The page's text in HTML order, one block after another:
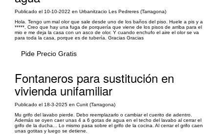
Publicado el 10-10-2022 en Urbanitzacio Les Pedreres (Tarragona)
Hola. Tengo um mal olor que sale desde uno de los baños del piso. Huele a pis y a
*****. Creo que hay una fuga de porquería que viene de los pisos de arriba para el
mio e me deja la casa con un asco de olor. Y cuando enchufo el aire el olor se va
para toda la casa, porque es de tubería. Gracias Gracias
Pide Precio Gratis
Fontaneros para sustitución en
vivienda unifamiliar
Publicado el 18-3-2025 en Cunit (Tarragona)
Mu grifo del lavabo pierde. Debo reemplazarlo o cambiar el cuerito de adentro.
Además se oyen caer unas 4 a 6 gotas de agua en el techo del lavabo al cerrar el
grifo de la ducha... Lo mismo pasa sobre el grifo de la cocina. Al cerrar el grifo caen
unas gotitas y luego se detiene.